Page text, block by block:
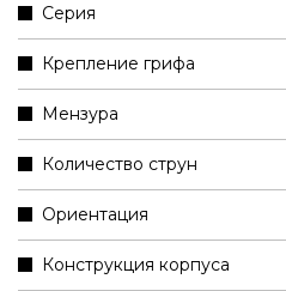
Серия
Крепление грифа
Мензура
Количество струн
Ориентация
Конструкция корпуса